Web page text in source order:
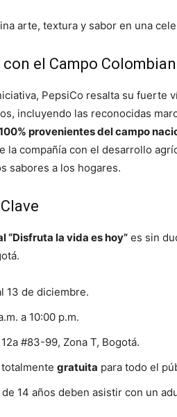
arte, textura y sabor en una
el Campo
PepsiCo resalta su fuerte
incluyendo las reconocidas
provenientes del campo
la compañía con el desarrollo
sabores a los hogares.
“Disfruta la vida es hoy” es sin
13 de diciembre.
a 10:00 p.m.
#83-99, Zona T, Bogotá.
gratuita para todo el
14 años deben asistir con un